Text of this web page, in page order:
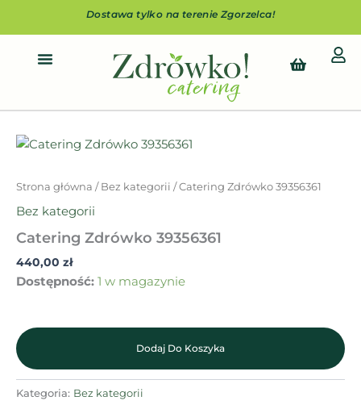
Dostawa tylko na terenie Zgorzelca!
Cart
Strona główna /Bez kategorii / Catering Zdrówko 39356361
Bez kategorii
Catering Zdrówko 39356361
440,00 zł
Dostępność: 1 w magazynie
ilość
39356361
Dodaj Do Koszyka
Kategoria: Bez kategorii